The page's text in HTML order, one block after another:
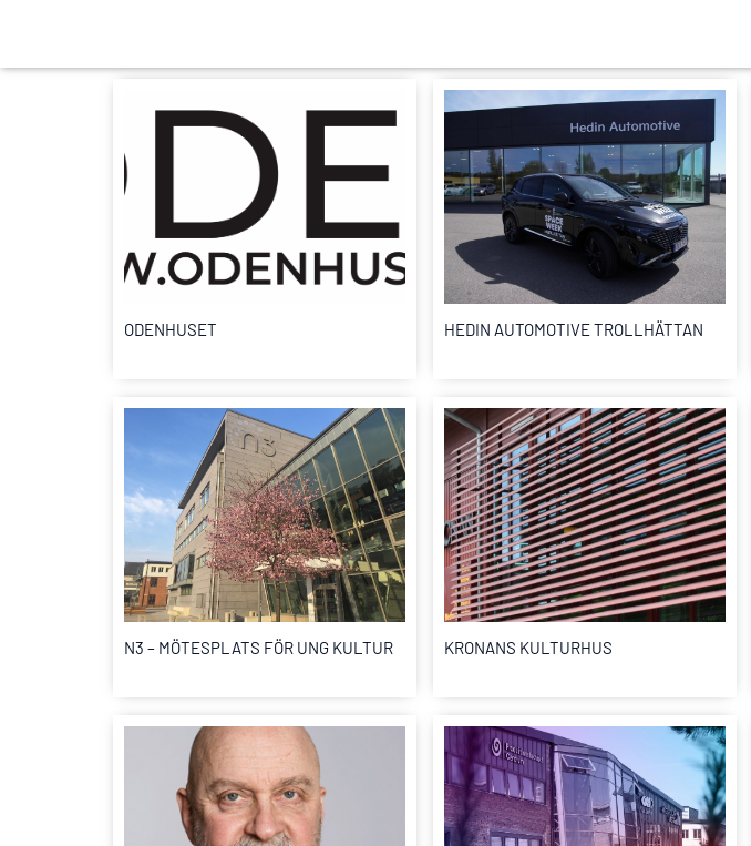
ODENHUSET HEDIN AUTOMOTIVE TROLLHÄTTAN
N3 – MÖTESPLATS FÖR UNG KULTUR KRONANS KULTURHUS